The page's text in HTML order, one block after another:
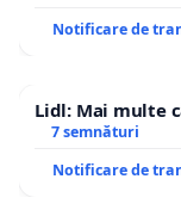
Notificare de
Lidl: Mai multe
7 semnături
Notificare de